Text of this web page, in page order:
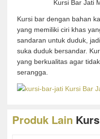
Kursi Bar Jati
Kursi bar dengan bahan
yang memiliki ciri khas
sandaran untuk duduk,
suka duduk bersandar.
yang berkualitas agar
serangga.
Produk Lain